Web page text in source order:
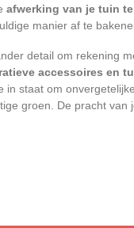
afwerking van je tuin
manier af te
detail om rekening
accessoires en
in staat om
groen. De pracht van